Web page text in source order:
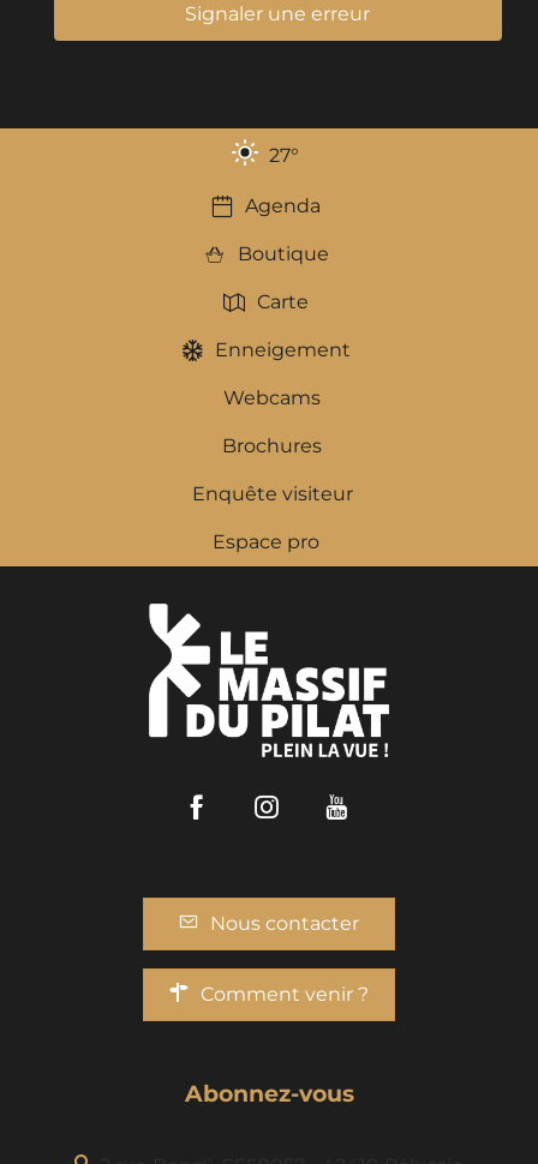
Signaler une erreur
27°
Agenda
Boutique
Carte
Enneigement
Webcams
Brochures
Enquête visiteur
Espace pro
FacebookInstagram
Nous contacter
Comment venir ?
Abonnez-vous